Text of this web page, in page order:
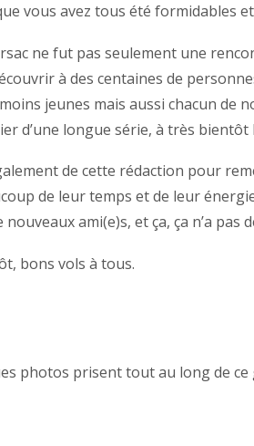
vous avez tous été formidables
ne fut pas seulement une
à des centaines de
jeunes mais aussi chacun de
d’une longue série, à très bientôt
de cette rédaction pour
de leur temps et de leur
ami(e)s, et ça, ça n’a pas
bons vols à tous.
photos prisent tout au long de ce